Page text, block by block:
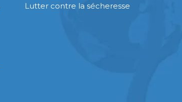
Lutter contre la sécheresse